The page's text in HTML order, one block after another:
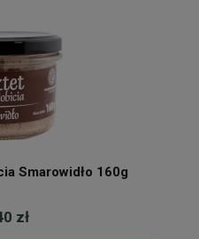
Smarowidło 160g
zł